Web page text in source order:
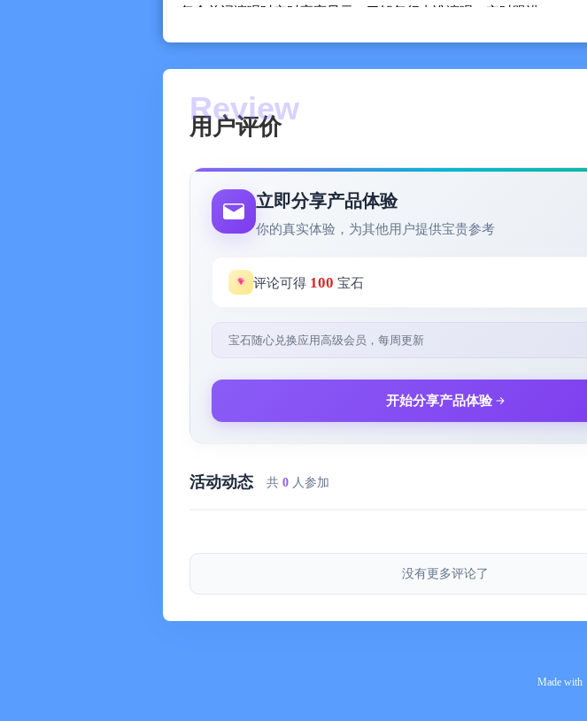
每个单词演唱时实时高亮显示。了解每行由谁演唱，实时跟进。
关联您的Spotify或Apple Music账户，在流媒体播放和已保存的播放
词，现已修复并更加稳定可靠。
按歌名、歌手或歌词中的一句话搜索。一键识别身边正在播放的歌曲。
新歌歌词抢先看
最新发行歌曲的歌词，我们第一时间为您呈现。
添加歌词、修正同步、提交翻译。解锁徽章、建立个人主页，加入推
MUSIXMATCH PREMIUM
用户评价
立即分享产品体验
你的真实体验，为其他用户提供宝贵参考
评论可得 100 宝石
宝石随心兑换应用高级会员，每周更新
开始分享产品体验
活动动态 共 0 人参加
没有更多评论了
Made with